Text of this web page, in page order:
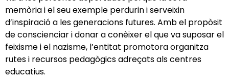
memòria i el seu exemple perdurin i serveixin
d’inspiració a les generacions futures. Amb el propòsit
de conscienciar i donar a conèixer el que va suposar el
feixisme i el nazisme, l’entitat promotora organitza
rutes i recursos pedagògics adreçats als centres
educatius.